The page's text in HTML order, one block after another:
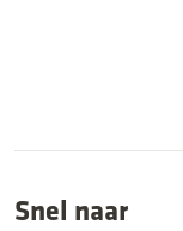
Snel naar